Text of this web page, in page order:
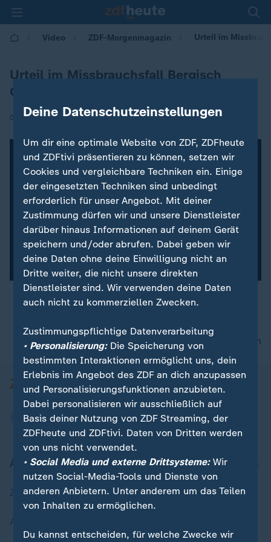
Video ZDF-Morgenmagazin Urteil im
Urteil im Missbrauchsfall Bergisch
Gladbach
06.10.2020 | 05:00
nach oben
Aktuell bei ZDFheute
Zuletzt veröffentlicht
Deine Datenschutzeinstellungen
Um dir eine optimale Website von ZDF, ZDFheute
und ZDFtivi präsentieren zu können, setzen wir
Cookies und vergleichbare Techniken ein. Einige
der eingesetzten Techniken sind unbedingt
erforderlich für unser Angebot. Mit deiner
Zustimmung dürfen wir und unsere Dienstleister
darüber hinaus Informationen auf deinem Gerät
speichern und/oder abrufen. Dabei geben wir
deine Daten ohne deine Einwilligung nicht an
Dritte weiter, die nicht unsere direkten
Dienstleister sind. Wir verwenden deine Daten
auch nicht zu kommerziellen Zwecken.
Zustimmungspflichtige Datenverarbeitung
• Personalisierung:Die Speicherung von
bestimmten Interaktionen ermöglicht uns, dein
Erlebnis im Angebot des ZDF an dich anzupassen
und Personalisierungsfunktionen anzubieten.
Dabei personalisieren wir ausschließlich auf
Basis deiner Nutzung von ZDF Streaming, der
ZDFheute und ZDFtivi. Daten von Dritten werden
von uns nicht verwendet.
• Social Media und externe Drittsysteme:Wir
nutzen Social-Media-Tools und Dienste von
anderen Anbietern. Unter anderem um das Teilen
von Inhalten zu ermöglichen.
Du kannst entscheiden, für welche Zwecke wir